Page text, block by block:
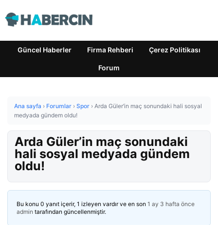
Güncel Haberler Firma Rehberi Çerez Politikası
Forum
Ana sayfa › Forumlar › Spor › Arda Güler’in maç sonundaki hali sosyal
medyada gündem oldu!
Arda Güler’in maç sonundaki
hali sosyal medyada gündem
oldu!
Bu konu 0 yanıt içerir, 1 izleyen vardır ve en son 1 ay 3 hafta önce
admin tarafından güncellenmiştir.